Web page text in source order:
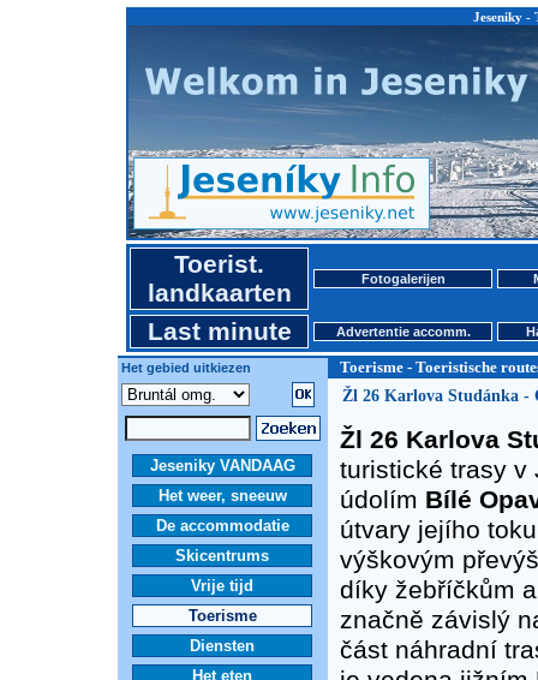
Jeseniky -
Toerist.
landkaarten
Fotogalerijen
Last minute Advertentie accomm.
Het gebied uitkiezen Toerisme - Toeristische
Jeseniky VANDAAG
Het weer, sneeuw
De accommodatie
Skicentrums
Vrije tijd
Toerisme
Diensten
Het eten
Žl 26 Karlova Studánka -
Žl 26 Karlova
turistické trasy v
údolím Bílé
útvary jejího
výškovým
díky žebříčkům
značně závislý
část náhradní